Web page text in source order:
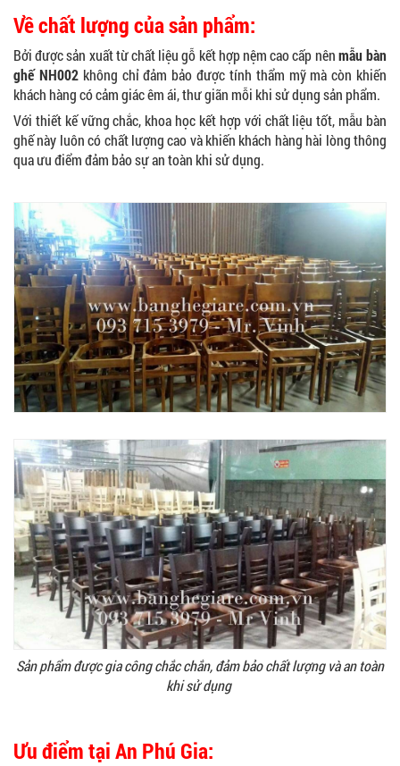
Về chất lượng của sản phẩm:
Bởi được sản xuất từ chất liệu gỗ kết hợp nệm cao cấp nênmẫu bàn
ghế NH002không chỉ đảm bảo được tính thẩm mỹ mà còn khiến
khách hàng có cảm giác êm ái, thư giãn mỗi khi sử dụng sản phẩm.
Với thiết kế vững chắc, khoa học kết hợp với chất liệu tốt, mẫu bàn
ghế này luôn có chất lượng cao và khiến khách hàng hài lòng thông
qua ưu điểm đảm bảo sự an toàn khi sử dụng.
Sản phẩm được gia công chắc chắn, đảm bảo chất lượng và an toàn
khi sử dụng
Ưu điểm tại An Phú Gia: